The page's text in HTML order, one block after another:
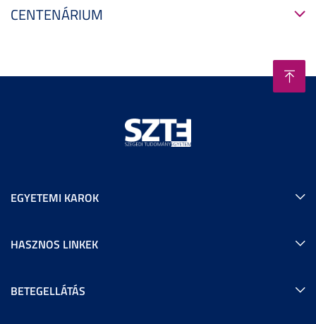
CENTENÁRIUM
EGYETEMI KAROK
HASZNOS LINKEK
BETEGELLÁTÁS